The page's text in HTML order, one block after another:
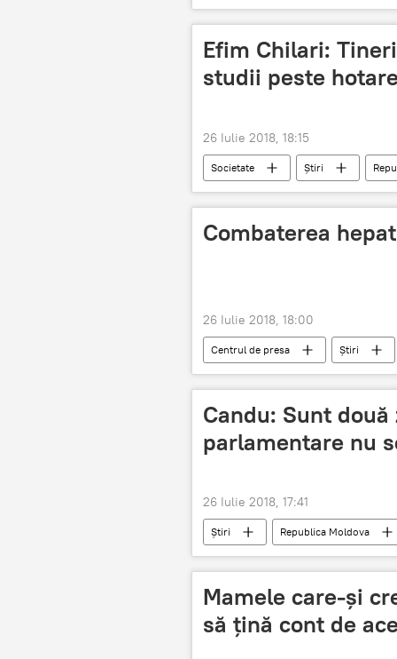
intentionat
Foto
Efim Chilari:
studii peste
26 Iulie 2018, 18:15
Societate Știri
oportunități
pleaca tinerii
Combaterea
26 Iulie 2018, 18:00
Centrul de presa Știri
Spitalul Clinic Republican de Boli
Candu: Sunt
parlamentare nu
26 Iulie 2018, 17:41
Știri Republica Moldova
sistem mixt
Mamele care-și
să țină cont de